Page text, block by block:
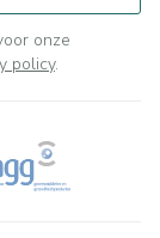
onze
policy.